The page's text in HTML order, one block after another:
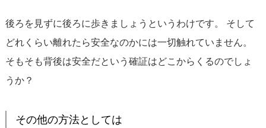
後ろを見ずに後ろに歩きましょうというわけです。 そして
どれくらい離れたら安全なのかには一切触れていません。
そもそも背後は安全だという確証はどこからくるのでしょ
うか？
その他の方法としては